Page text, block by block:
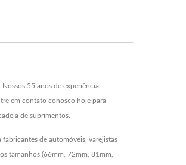
55 anos de experiência
em contato conosco hoje para
de suprimentos.
de automóveis, varejistas
tamanhos (66mm, 72mm, 81mm,